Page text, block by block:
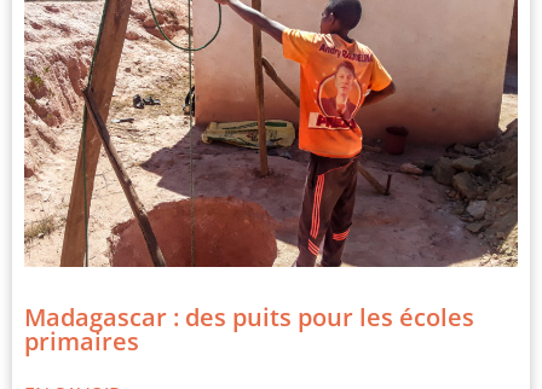
Madagascar : des puits pour les écoles
primaires